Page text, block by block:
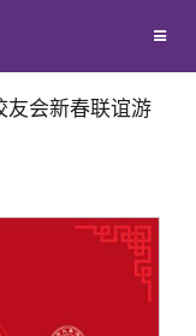
友会新春联谊游